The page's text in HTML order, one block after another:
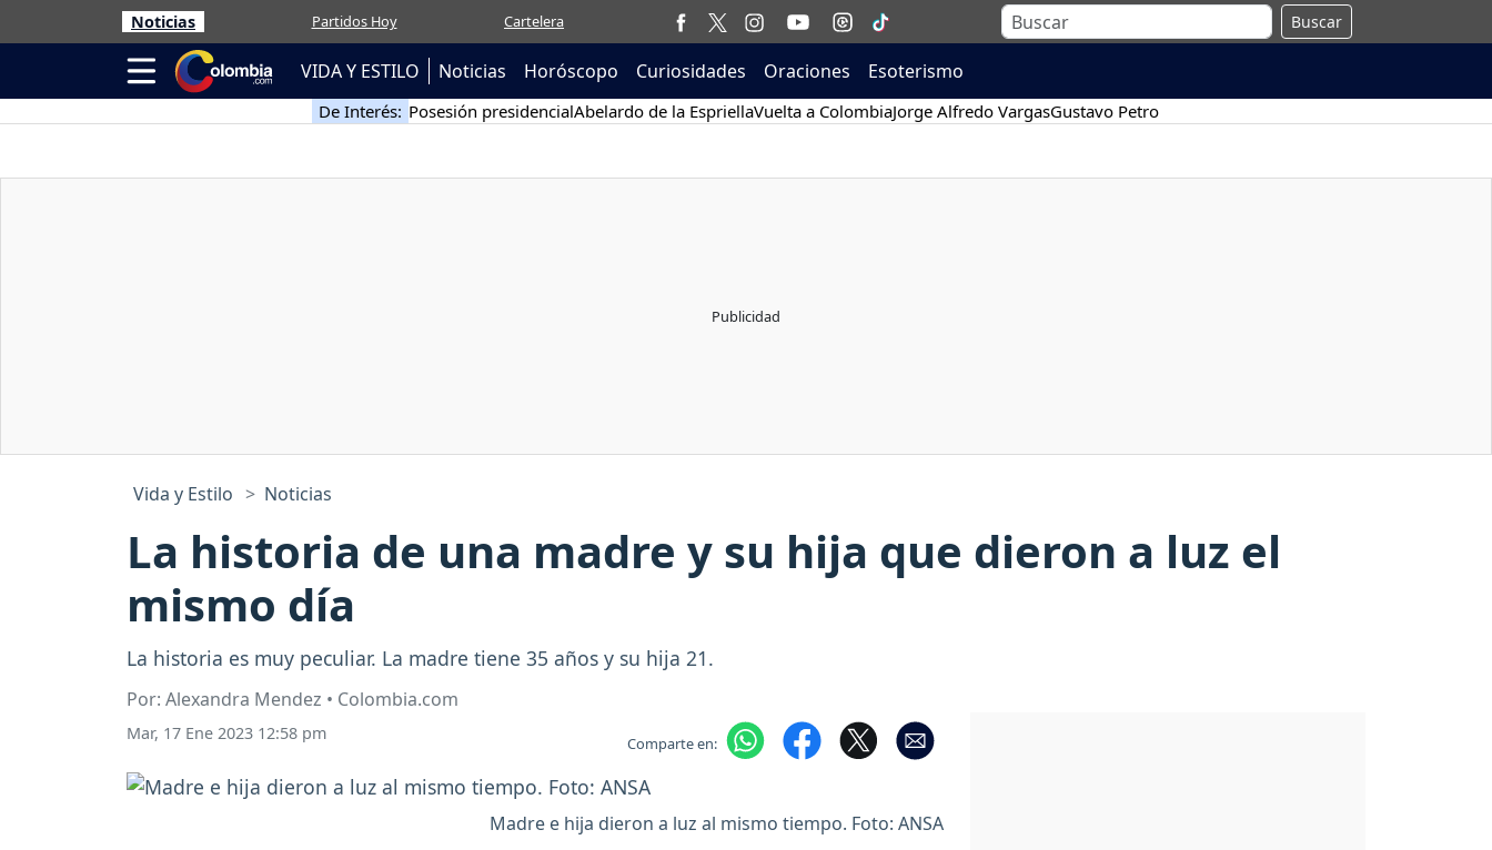
Noticias Partidos Hoy Cartelera Buscar
VIDA Y ESTILO Noticias Horóscopo Curiosidades Oraciones Esoterismo
De Interés: Posesión presidencialAbelardo de la EspriellaVuelta a ColombiaJorge Alfredo VargasGustavo Petro
Vida y Estilo Noticias
La historia de una madre y su hija que dieron a luz el
mismo día
La historia es muy peculiar. La madre tiene 35 años y su hija 21.
Por: Alexandra Mendez • Colombia.com
Mar, 17 Ene 2023 12:58 pm Comparte en:
Madre e hija dieron a luz al mismo tiempo. Foto: ANSA